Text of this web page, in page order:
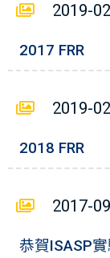
2019-
2017 FRR
2019-
2018 FRR
2017-
恭賀ISASP